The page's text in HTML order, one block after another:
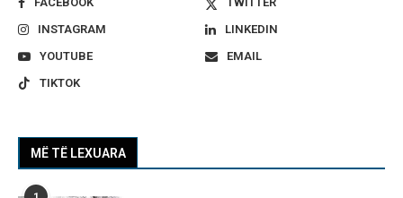
INSTAGRAM
LINKEDIN
YOUTUBE
EMAIL
TIKTOK
MË TË LEXUARA